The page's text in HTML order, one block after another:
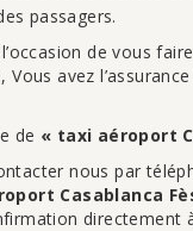
passagers.
de vous
avez
de « taxi aéroport
nous par
Casablanca
directement